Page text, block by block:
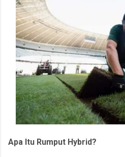
Apa Itu Rumput Hybrid?